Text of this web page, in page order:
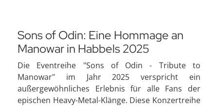
Sons of Odin: Eine Hommage an
Manowar in Habbels 2025
Die Eventreihe "Sons of Odin - Tribute to
Manowar" im Jahr 2025 verspricht ein
außergewöhnliches Erlebnis für alle Fans der
epischen Heavy-Metal-Klänge. Diese Konzertreihe